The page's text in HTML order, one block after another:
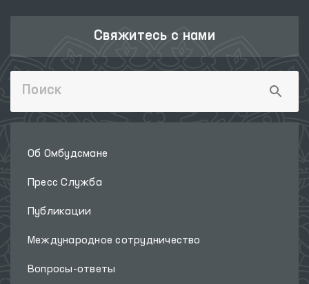
Свяжитесь с нами
Об Омбудсмане
Пресс Служба
Публикации
Международное сотрудничество
Вопросы-ответы